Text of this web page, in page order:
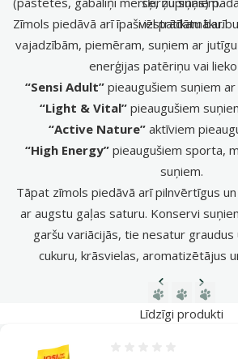
Zīmols piedāvā arī īpaši izstrādātu
vajadzībām, piemēram, suņiem ar
enerģijas patēriņu vai
“Sensi Adult” pieaugušiem suņiem
“Light & Vital” pieaugušiem
“Active Nature” aktīviem
“High Energy”pieaugušiem sporta,
suņiem.
Tāpat zīmols piedāvā arī pilnvērtīgus
ar augstu gaļas saturu. Konservi
garšu variācijās, tie nesatur graudus
cukuru, krāsvielas, aromatizētājus
vēl patīkamāku.
Iepriekšējā
Līdzīgi produkti